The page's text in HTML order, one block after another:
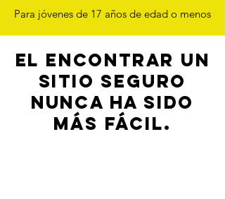
Para jóvenes de 17 años de edad o menos
El encontrar un
sitio seguro
nunca ha sido
más fácil.